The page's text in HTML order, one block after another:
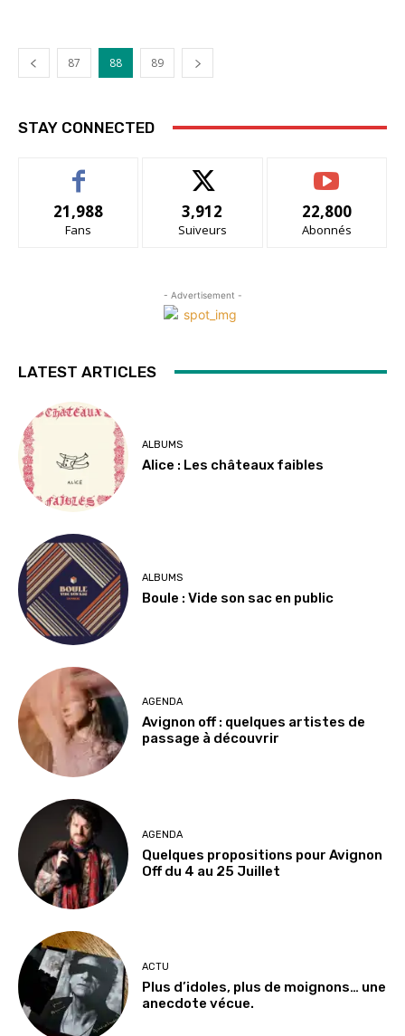
87 88 89
STAY CONNECTED
21,988
Fans
3,912
Suiveurs
22,800
Abonnés
- Advertisement -
LATEST ARTICLES
ALBUMS
Alice : Les châteaux faibles
ALBUMS
Boule : Vide son sac en public
AGENDA
Avignon off : quelques artistes de
passage à découvrir
AGENDA
Quelques propositions pour Avignon
Off du 4 au 25 Juillet
ACTU
Plus d’idoles, plus de moignons… une
anecdote vécue.